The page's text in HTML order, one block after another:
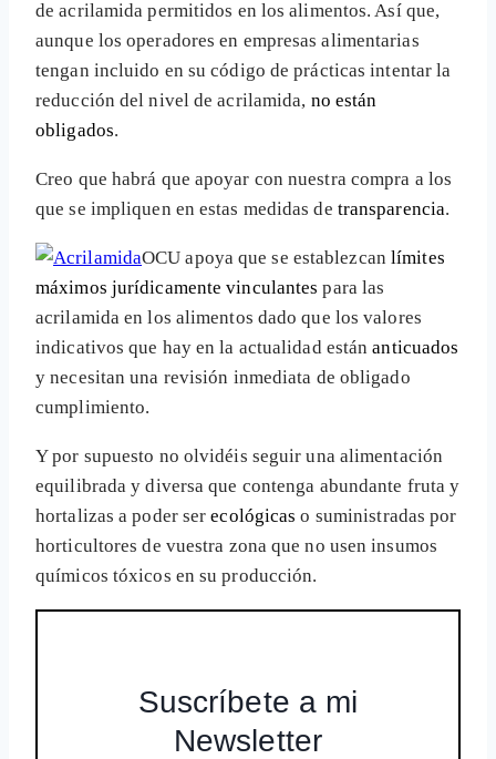
de acrilamida permitidos en los alimentos. Así que,
aunque los operadores en empresas alimentarias
tengan incluido en su código de prácticas intentar la
reducción del nivel de acrilamida, no están
obligados.
Creo que habrá que apoyar con nuestra compra a los
que se impliquen en estas medidas de transparencia.
OCU apoya que se establezcan límites
máximos jurídicamente vinculantes para las
acrilamida en los alimentos dado que los valores
indicativos que hay en la actualidad estánanticuados
y necesitan una revisión inmediata de obligado
cumplimiento.
Y por supuesto no olvidéis seguir una alimentación
equilibrada y diversa que contenga abundante fruta y
hortalizas a poder serecológicas o suministradas por
horticultores de vuestra zona que no usen insumos
químicos tóxicos en su producción.
Suscríbete a mi
Newsletter